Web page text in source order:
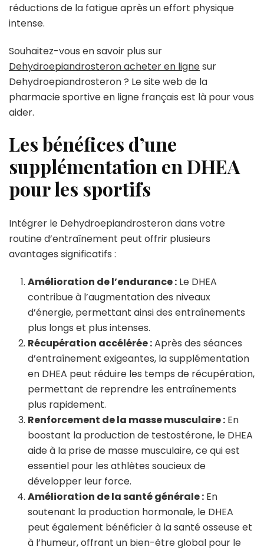
réductions de la fatigue après un effort physique
intense.
Souhaitez-vous en savoir plus sur
Dehydroepiandrosteron acheter en lignesur
Dehydroepiandrosteron ? Le site web de la
pharmacie sportive en ligne français est là pour vous
aider.
Les bénéfices d’une
supplémentation en DHEA
pour les sportifs
Intégrer le Dehydroepiandrosteron dans votre
routine d’entraînement peut offrir plusieurs
avantages significatifs :
Amélioration de l’endurance : Le DHEA
contribue à l’augmentation des niveaux
d’énergie, permettant ainsi des entraînements
plus longs et plus intenses.
Récupération accélérée :Après des séances
d’entraînement exigeantes, la supplémentation
en DHEA peut réduire les temps de récupération,
permettant de reprendre les entraînements
plus rapidement.
Renforcement de la masse musculaire : En
boostant la production de testostérone, le DHEA
aide à la prise de masse musculaire, ce qui est
essentiel pour les athlètes soucieux de
développer leur force.
Amélioration de la santé générale : En
soutenant la production hormonale, le DHEA
peut également bénéficier à la santé osseuse et
à l’humeur, offrant un bien-être global pour le